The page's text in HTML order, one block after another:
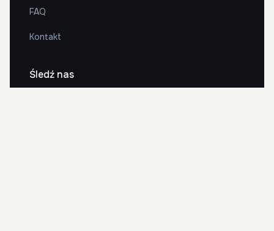
FAQ
Kontakt
Śledź nas